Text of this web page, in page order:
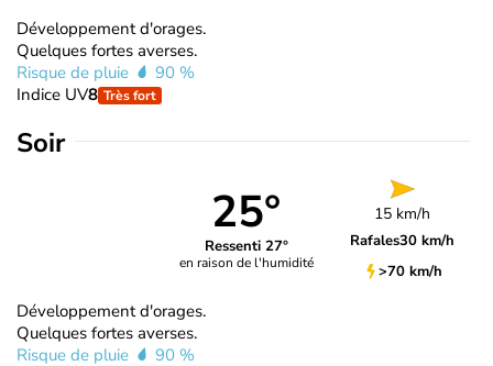
Développement d'orages.
Quelques fortes averses.
Risque de pluie
90 %
Indice UV8 Très fort
Soir
25°
Ressenti 27°
en raison de l'humidité
15 km/h
Rafales30 km/h
>70 km/h
Développement d'orages.
Quelques fortes averses.
Risque de pluie
90 %